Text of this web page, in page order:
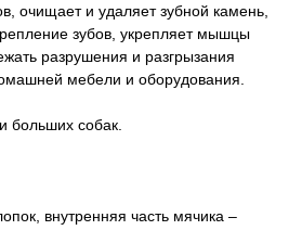
очищает и удаляет зубной камень,
зубов, укрепляет мышцы
разрушения и разгрызания
мебели и оборудования.
больших собак.
внутренняя часть мячика –